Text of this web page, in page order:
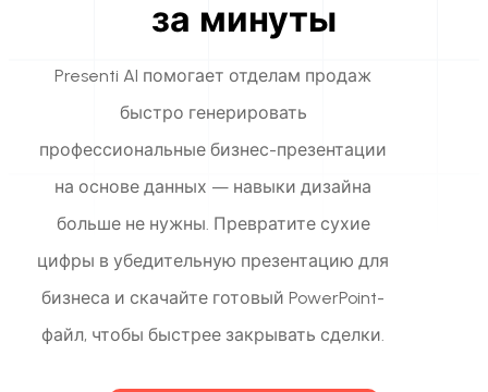
Markdown в презентацию
Используйте AI для маркетинговых слайдов
за минуты
Presenti AI помогает отделам продаж
быстро генерировать
профессиональные бизнес-презентации
на основе данных — навыки дизайна
больше не нужны. Превратите сухие
цифры в убедительную презентацию для
бизнеса и скачайте готовый PowerPoint-
файл, чтобы быстрее закрывать сделки.